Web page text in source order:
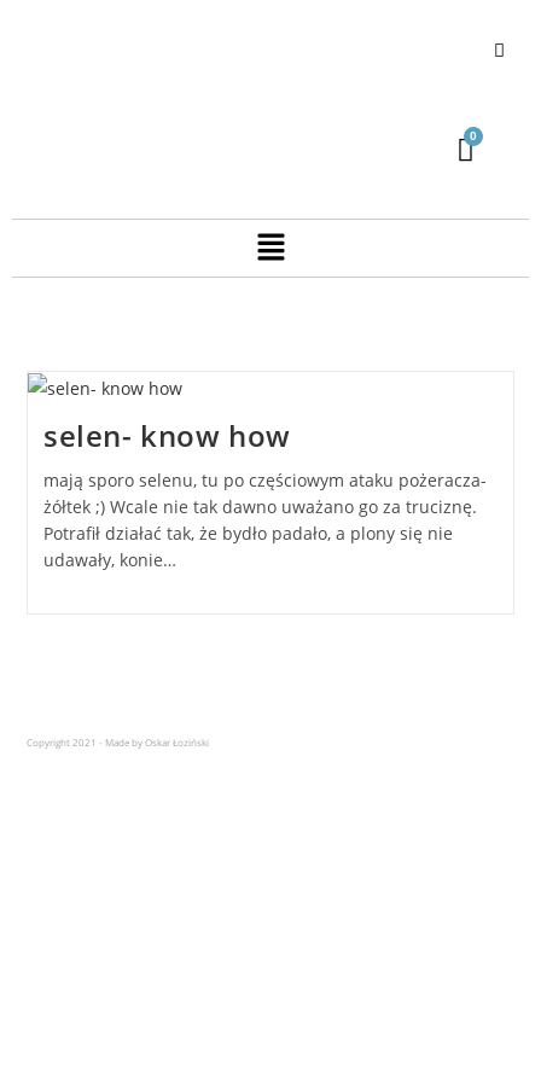
selen- know how
mają sporo selenu, tu po częściowym ataku pożeracza-
żółtek ;) Wcale nie tak dawno uważano go za truciznę.
Potrafił działać tak, że bydło padało, a plony się nie
udawały, konie…
Copyright 2021 - Made by Oskar Łoziński